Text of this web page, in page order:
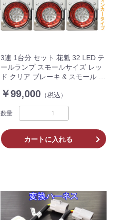
3連 1台分 セット 花魁 32 LED テ
ールランプ スモールサイズ レッ
ド クリア ブレーキ & スモール ウ
ック OWRC-M1-3
￥99,000（税込）
数量
カートに入れる